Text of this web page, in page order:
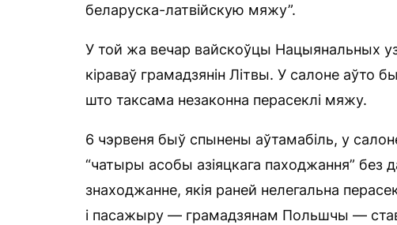
беларуска-латвійскую мяжу”.
У той жа вечар вайскоўцы Нацыянальных
кіраваў грамадзянін Літвы. У салоне аўто
што таксама незаконна перасеклі мяжу.
6 чэрвеня быў спынены аўтамабіль, у салоне
“чатыры асобы азіяцкага паходжання” без
знаходжанне, якія раней нелегальна
і пасажыру — грамадзянам Польшчы —